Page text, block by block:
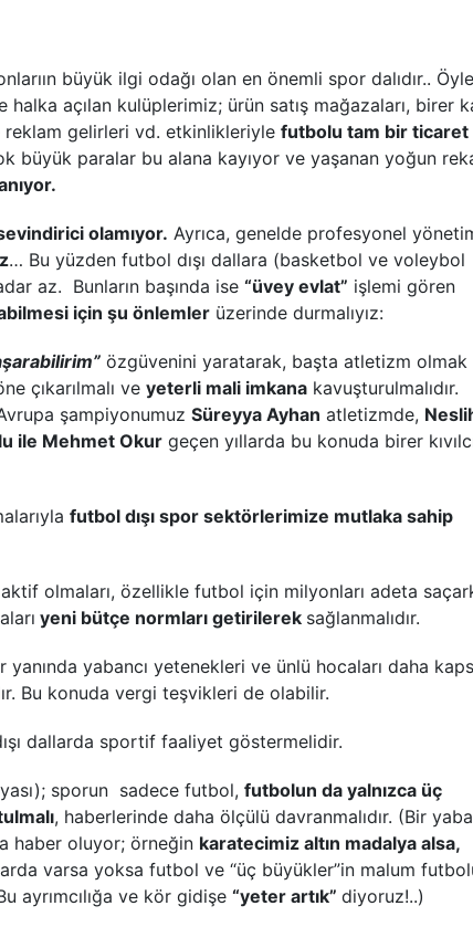
büyük ilgi odağı olan en önemli spor dalıdır..
açılan kulüplerimiz; ürün satış mağazaları, birer
reklam gelirleri vd. etkinlikleriyle futbolu tam bir ticaret
büyük paralar bu alana kayıyor ve yaşanan yoğun
olamıyor. Ayrıca, genelde profesyonel
… Bu yüzden futbol dışı dallara (basketbol ve voleybol
az. Bunların başında ise “üvey evlat” işlemi gören
için şu önlemler üzerinde durmalıyız:
özgüvenini yaratarak, başta atletizm olmak
çıkarılmalı ve yeterli mali imkana kavuşturulmalıdır.
şampiyonumuz Süreyya Ayhan atletizmde,
ile Mehmet Okur geçen yıllarda bu konuda birer
futbol dışı spor sektörlerimize mutlaka sahip
olmaları, özellikle futbol için milyonları adeta
yeni bütçe normları getirilerek sağlanmalıdır.
yanında yabancı yetenekleri ve ünlü hocaları daha
Bu konuda vergi teşvikleri de olabilir.
dallarda sportif faaliyet göstermelidir.
sporun sadece futbol, futbolun da yalnızca üç
, haberlerinde daha ölçülü davranmalıdır. (Bir
haber oluyor; örneğin karatecimiz altın madalya alsa,
varsa yoksa futbol ve “üç büyükler”in malum
ayrımcılığa ve kör gidişe “yeter artık” diyoruz!..)